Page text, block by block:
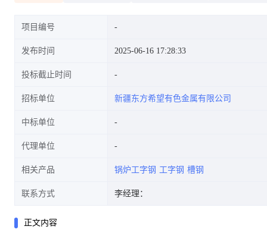
项目编号
发布时间 2025-06-16 17:28:33
投标截止时间
招标单位 新疆东方希望有色金属有限公司
中标单位
代理单位
相关产品 锅炉工字钢 工字钢 槽钢
联系方式 李经理：
正文内容